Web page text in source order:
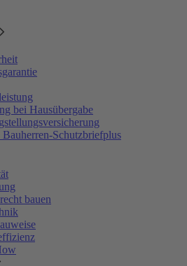
bei Hausübergabe
Bauherren-Schutzbriefplus
bauen